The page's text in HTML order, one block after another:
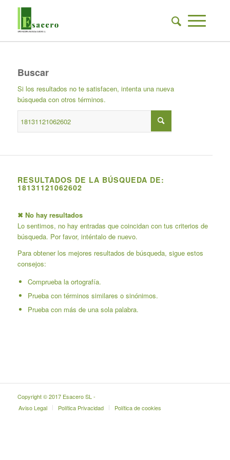
Buscar
Si los resultados no te satisfacen, intenta una nueva
búsqueda con otros términos.
RESULTADOS DE LA BÚSQUEDA DE:
18131121062602
✖ No hay resultados
Lo sentimos, no hay entradas que coincidan con tus criterios de
búsqueda. Por favor, inténtalo de nuevo.
Para obtener los mejores resultados de búsqueda, sigue estos
consejos:
Comprueba la ortografía.
Prueba con términos similares o sinónimos.
Prueba con más de una sola palabra.
Copyright © 2017 Esacero SL -
Aviso Legal
Política Privacidad Política de cookies